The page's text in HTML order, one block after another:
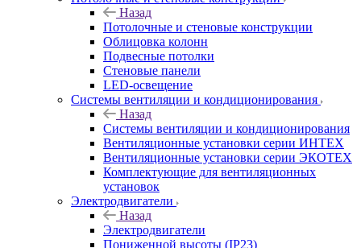
Назад
Потолочные и стеновые конструкции
Облицовка колонн
Подвесные потолки
Стеновые панели
LED-освещение
Системы вентиляции и кондиционирования
Назад
Системы вентиляции и кондиционирования
Вентиляционные установки серии ИНТЕХ
Вентиляционные установки серии ЭКОТЕХ
Комплектующие для вентиляционных
установок
Электродвигатели
Назад
Электродвигатели
Пониженной высоты (IP23)